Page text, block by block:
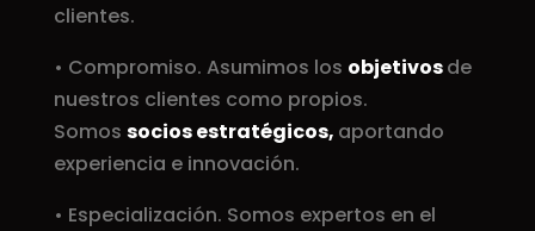
clientes.
• Compromiso. Asumimos los objetivosde
nuestros clientes como propios.
Somos socios estratégicos, aportando
experiencia e innovación.
• Especialización. Somos expertos en el